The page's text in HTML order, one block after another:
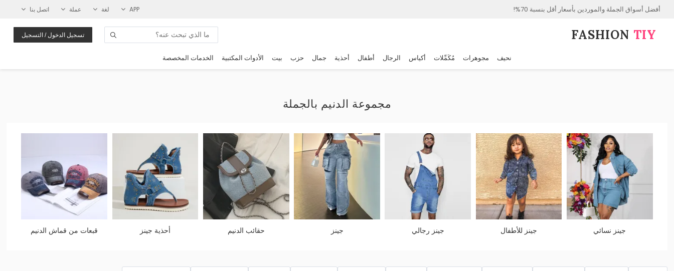
أفضل أسواق الجملة والموردين بأسعار أقل بنسبة 70%! APP لغة عملة اتصل بنا
FASHION⁠ TIY تسجيل الدخول / التسجيل
نحيف مجوهرات مُكَمِّلات أكياس الرجال أطفال أحذية جمال حزب بيت الأدوات المكتبية الخدمات المخصصة
مجموعة الدنيم بالجملة
جينز نسائي جينز للأطفال جينز رجالي جينز حقائب الدنيم أحذية جينز قبعات من قماش الدنيم